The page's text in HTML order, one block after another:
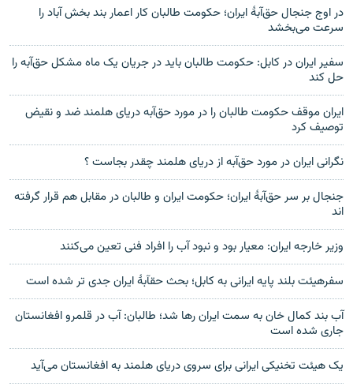
در اوج جنجال حق‌آبهٔ ایران؛ حکومت طالبان کار اعمار بند بخش آباد را
سرعت می‌بخشد
سفیر ایران در کابل: حکومت طالبان باید در جریان یک ماه مشکل حق‌آبه را
حل کند
ایران موقف حکومت طالبان را در مورد حق‌آبه دریای هلمند ضد و نقیض
توصیف کرد
نگرانی ایران در مورد حق‌آبه از دریای هلمند چقدر بجاست ؟
جنجال بر سر حق‌آبهٔ ایران؛ حکومت ایران و طالبان در مقابل هم قرار گرفته
اند
وزیر خارجه ایران: معیار بود و نبود آب را افراد فنی تعین می‌کنند
سفرهیئت بلند پایه ایرانی به کابل؛ بحث حقآبهٔ ایران جدی تر شده است
آب بند کمال خان به سمت ایران رها شد؛ طالبان: آب در قلمرو افغانستان
جاری شده است
یک هیئت تخنیکی ایرانی برای سروی دریای هلمند به افغانستان می‌آید